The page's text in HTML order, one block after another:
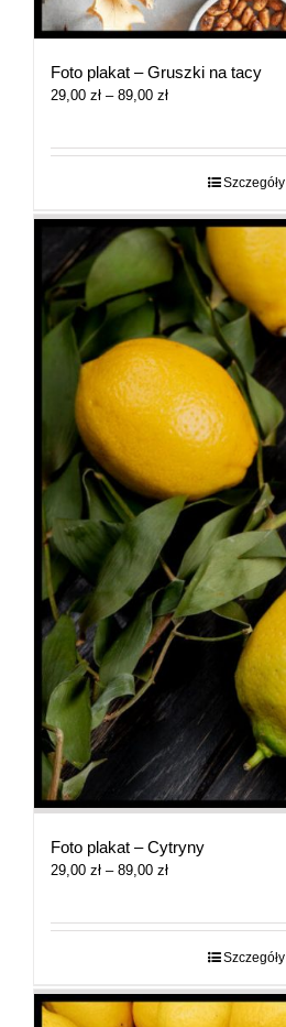
Foto plakat – Gruszki na tacy
29,00 zł – 89,00 złZakres
29,00 zł
Szczegóły
Foto plakat – Cytryny
29,00 zł – 89,00 złZakres
29,00 zł
Szczegóły